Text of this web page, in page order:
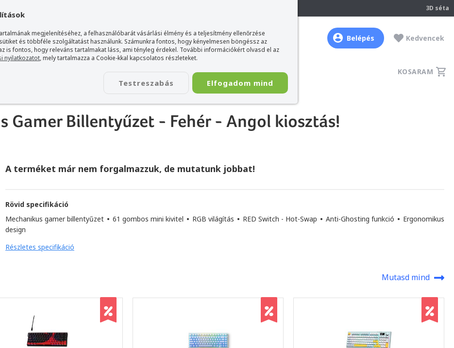
megjelenítéséhez, a felhasználóbarát vásárlási élmény és a teljesítmény ellenőrzése
és többféle szolgáltatást használunk. Számunkra fontos, hogy kényelmesen böngéssz az
is fontos, hogy releváns tartalmakat láss, ami tényleg érdekel. További információkért olvasd el az
nyilatkozatot, mely tartalmazza a Cookie-kkal kapcsolatos részleteket.
Testreszabás Elfogadom mind
3D séta
Belépés Kedvencek
KIEGÉSZÍTŐ KAPCSOLAT KOSARAM
Gamer Billentyűzet - Fehér - Angol kiosztás!
A terméket már nem forgalmazzuk, de mutatunk jobbat!
Rövid specifikáció
Mechanikus gamer billentyűzet • 61 gombos mini kivitel • RGB világítás • RED Switch - Hot-Swap • Anti-Ghosting funkció • Ergonomikus
design
Részletes specifikáció
Mutasd mind